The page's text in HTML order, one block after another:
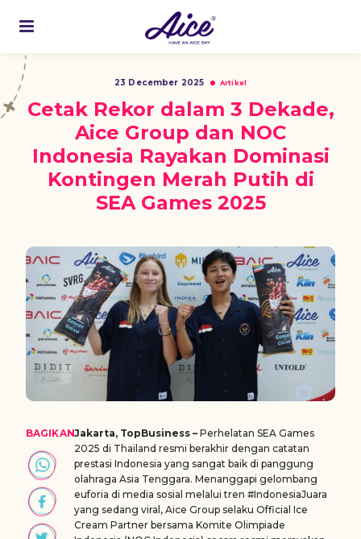
23 December 2025 Artikel
Cetak Rekor dalam 3 Dekade,
Aice Group dan NOC
Indonesia Rayakan Dominasi
Kontingen Merah Putih di
SEA Games 2025
BAGIKANJakarta, TopBusiness – Perhelatan SEA Games
2025 di Thailand resmi berakhir dengan catatan
prestasi Indonesia yang sangat baik di panggung
olahraga Asia Tenggara. Menanggapi gelombang
euforia di media sosial melalui tren #IndonesiaJuara
yang sedang viral, Aice Group selaku Official Ice
Cream Partner bersama Komite Olimpiade